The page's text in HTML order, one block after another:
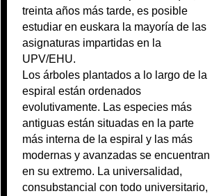
treinta años más tarde, es posible
estudiar en euskara la mayoría de las
asignaturas impartidas en la
UPV/EHU.
Los árboles plantados a lo largo de la
espiral están ordenados
evolutivamente. Las especies más
antiguas están situadas en la parte
más interna de la espiral y las más
modernas y avanzadas se encuentran
en su extremo. La universalidad,
consubstancial con todo universitario,